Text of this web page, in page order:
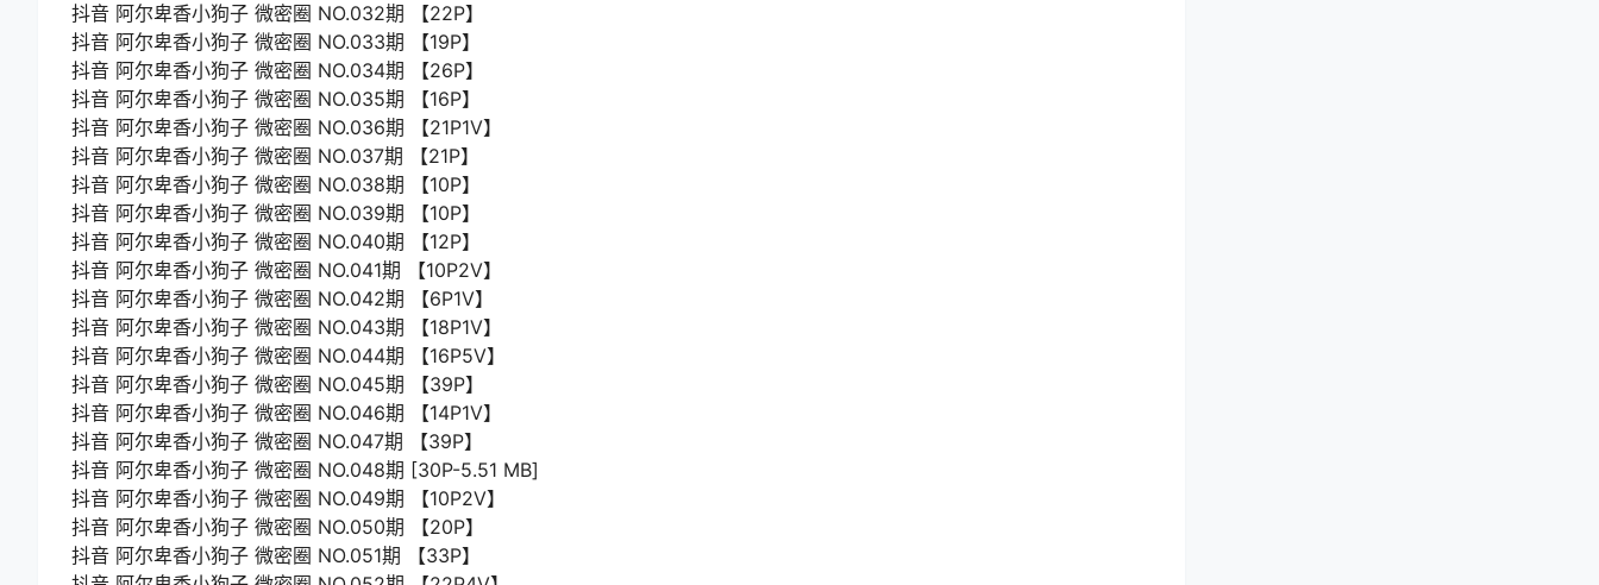
抖音 阿尔卑香小狗子 微密圈 NO.032期 【22P】
抖音 阿尔卑香小狗子 微密圈 NO.033期 【19P】
抖音 阿尔卑香小狗子 微密圈 NO.034期 【26P】
抖音 阿尔卑香小狗子 微密圈 NO.035期 【16P】
抖音 阿尔卑香小狗子 微密圈 NO.036期 【21P1V】
抖音 阿尔卑香小狗子 微密圈 NO.037期 【21P】
抖音 阿尔卑香小狗子 微密圈 NO.038期 【10P】
抖音 阿尔卑香小狗子 微密圈 NO.039期 【10P】
抖音 阿尔卑香小狗子 微密圈 NO.040期 【12P】
抖音 阿尔卑香小狗子 微密圈 NO.041期 【10P2V】
抖音 阿尔卑香小狗子 微密圈 NO.042期 【6P1V】
抖音 阿尔卑香小狗子 微密圈 NO.043期 【18P1V】
抖音 阿尔卑香小狗子 微密圈 NO.044期 【16P5V】
抖音 阿尔卑香小狗子 微密圈 NO.045期 【39P】
抖音 阿尔卑香小狗子 微密圈 NO.046期 【14P1V】
抖音 阿尔卑香小狗子 微密圈 NO.047期 【39P】
抖音 阿尔卑香小狗子 微密圈 NO.048期 [30P-5.51 MB]
抖音 阿尔卑香小狗子 微密圈 NO.049期 【10P2V】
抖音 阿尔卑香小狗子 微密圈 NO.050期 【20P】
抖音 阿尔卑香小狗子 微密圈 NO.051期 【33P】